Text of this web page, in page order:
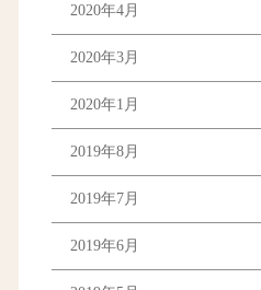
2020年4月
2020年3月
2020年1月
2019年8月
2019年7月
2019年6月